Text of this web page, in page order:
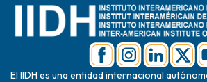
El IIDH es una entidad internacional